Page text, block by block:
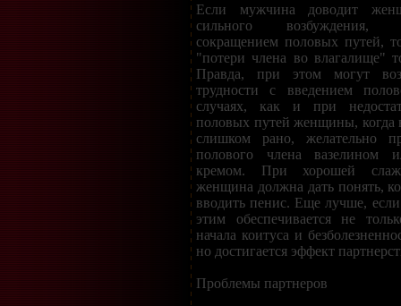
Если мужчина доводит
сильного возбуждения,
сокращением половых путей,
"потери члена во влагалище"
Правда, при этом могут
трудности с введением
случаях, как и при
половых путей женщины, когда
слишком рано, желательно
полового члена
кремом. При хорошей
женщина должна дать понять,
вводить пенис. Еще лучше, если
этим обеспечивается не
начала коитуса и
но достигается эффект
Проблемы партнеров